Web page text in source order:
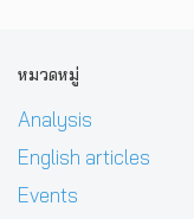
หมวดหมู่
Analysis
English articles
Events